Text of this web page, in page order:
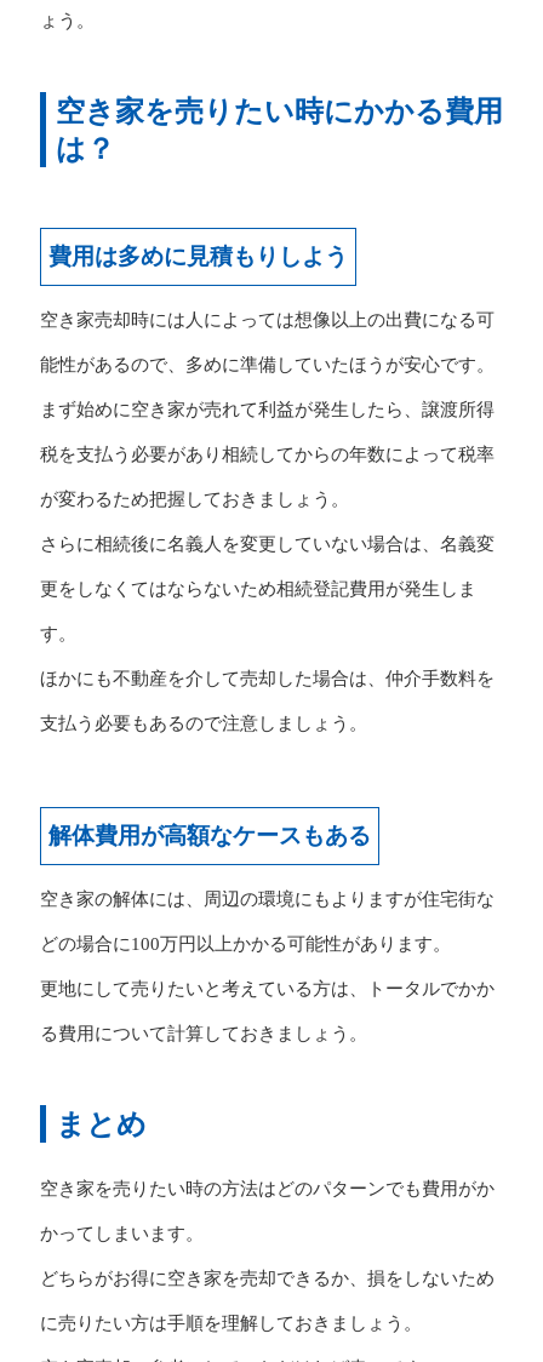
ょう。
空き家を売りたい時にかかる費用
は？
費用は多めに見積もりしよう
空き家売却時には人によっては想像以上の出費になる可
能性があるので、多めに準備していたほうが安心です。
まず始めに空き家が売れて利益が発生したら、譲渡所得
税を支払う必要があり相続してからの年数によって税率
が変わるため把握しておきましょう。
さらに相続後に名義人を変更していない場合は、名義変
更をしなくてはならないため相続登記費用が発生しま
す。
ほかにも不動産を介して売却した場合は、仲介手数料を
支払う必要もあるので注意しましょう。
解体費用が高額なケースもある
空き家の解体には、周辺の環境にもよりますが住宅街な
どの場合に100万円以上かかる可能性があります。
更地にして売りたいと考えている方は、トータルでかか
る費用について計算しておきましょう。
まとめ
空き家を売りたい時の方法はどのパターンでも費用がか
かってしまいます。
どちらがお得に空き家を売却できるか、損をしないため
に売りたい方は手順を理解しておきましょう。